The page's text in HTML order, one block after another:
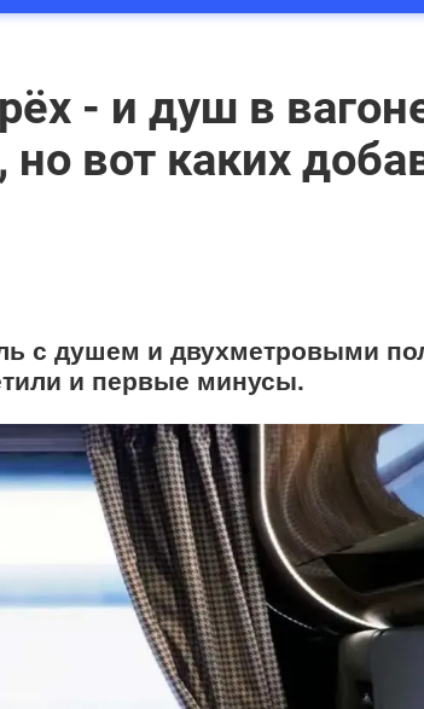
- и душ в
вот каких
с душем и двухметровыми
и первые минусы.